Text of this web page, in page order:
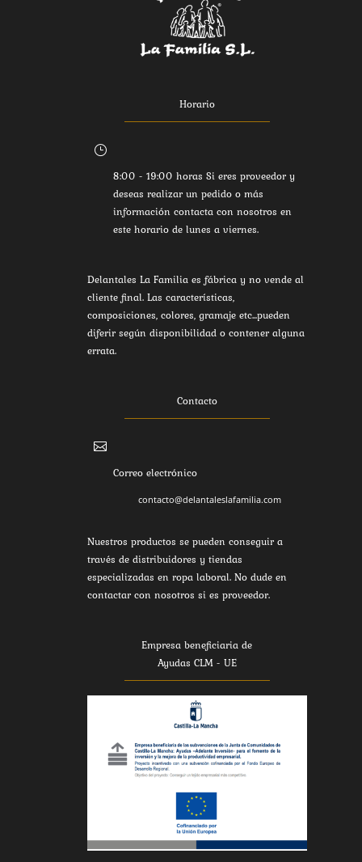
Horario
}
8:00 - 19:00 horas Si eres proveedor y
deseas realizar un pedido o más
información contacta con nosotros en
este horario de lunes a viernes.
Delantales La Familia es fábrica y no vende al
cliente final. Las características,
composiciones, colores, gramaje etc...pueden
diferir según disponibilidad o contener alguna
errata.
Contacto

Correo electrónico
contacto@delantaleslafamilia.com
Nuestros productos se pueden conseguir a
través de distribuidores y tiendas
especializadas en ropa laboral. No dude en
contactar con nosotros si es proveedor.
Empresa beneficiaria de
Ayudas CLM - UE